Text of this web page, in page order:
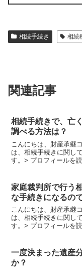
相続手続き 相続
関連記事
相続手続きで、亡
調べる方法は？
こんにちは、財産承継
は、相続手続きに関し
す。> プロフィールを
式、投資信託、国債な
家庭裁判所で行う
な手続きになるの
こんにちは、財産承継
は、相続手続きに関し
す。> プロフィールを
ですが、どのような手
一度決まった遺産
か？